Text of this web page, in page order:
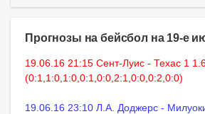
Прогнозы на бейсбол на 19-е
19.06.16 21:15 Сент-Луис - Техас 1
(0:1,1:0,1:0,0:1,0:0,2:1,0:0,0:2,0:0)
19.06.16 23:10 Л.А. Доджерс -